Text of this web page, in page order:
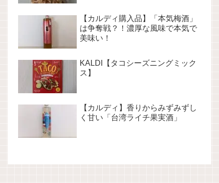
【カルディ購入品】「本気梅酒」
は争奪戦？！濃厚な風味で本気で
美味い！
KALDI【タコシーズニングミック
ス】
【カルディ】香りからみずみずし
く甘い「台湾ライチ果実酒」